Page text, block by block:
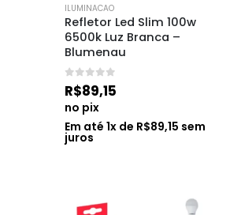
ILUMINACAO
Refletor Led Slim 100w
6500k Luz Branca –
Blumenau
de 5
R$89,15
no pix
Em até 1x de R$89,15 sem
juros